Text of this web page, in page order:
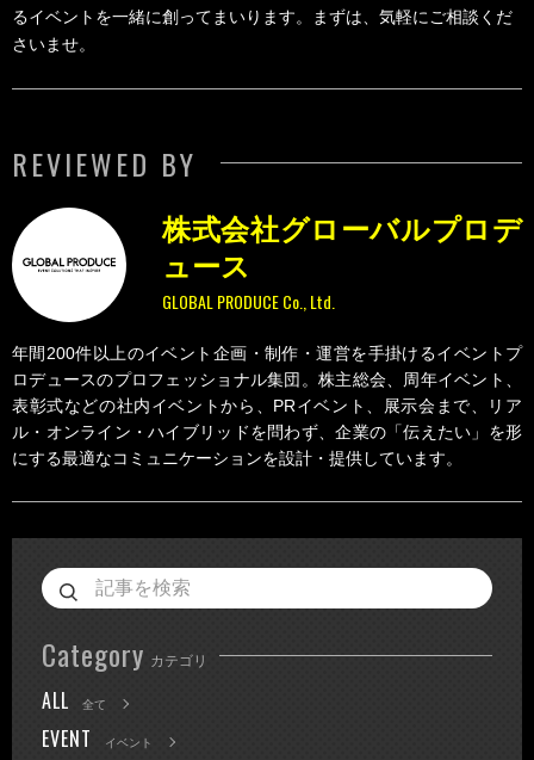
るイベントを一緒に創ってまいります。まずは、気軽にご相談くだ
さいませ。
REVIEWED BY
GLOBAL PRODUCE Co., Ltd.
株式会社グローバルプロデ
ュース
年間200件以上のイベント企画・制作・運営を手掛けるイベントプ
ロデュースのプロフェッショナル集団。株主総会、周年イベント、
表彰式などの社内イベントから、PRイベント、展示会まで、リア
ル・オンライン・ハイブリッドを問わず、企業の「伝えたい」を形
にする最適なコミュニケーションを設計・提供しています。
Category カテゴリ
ALL 全て
EVENT イベント